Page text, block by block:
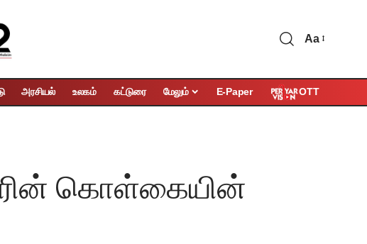
Aa
அரசியல் உலகம் கட்டுரை மேலும் E-Paper OTT
கொள்கையின்